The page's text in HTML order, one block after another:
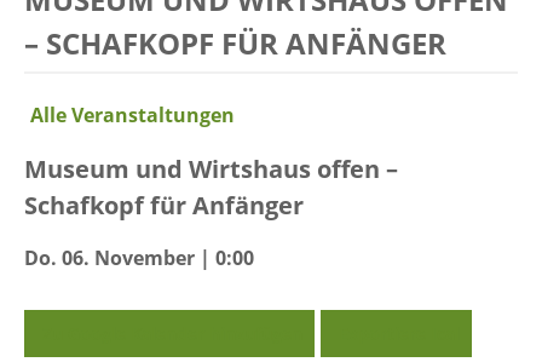
– SCHAFKOPF FÜR ANFÄNGER
Alle Veranstaltungen
Museum und Wirtshaus offen –
Schafkopf für Anfänger
Do. 06. November | 0:00